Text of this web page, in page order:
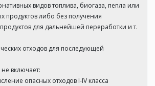
видов топлива, биогаза, пепла или
продуктов либо без получения
для дальнейшей переработки и т.
отходов для последующей
включает:
опасных отходов I-IV класса